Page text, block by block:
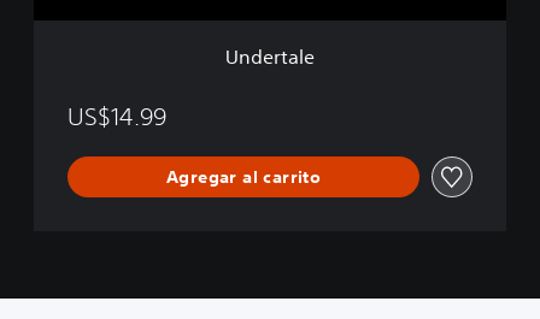
Undertale
US$14.99
Agregar al carrito